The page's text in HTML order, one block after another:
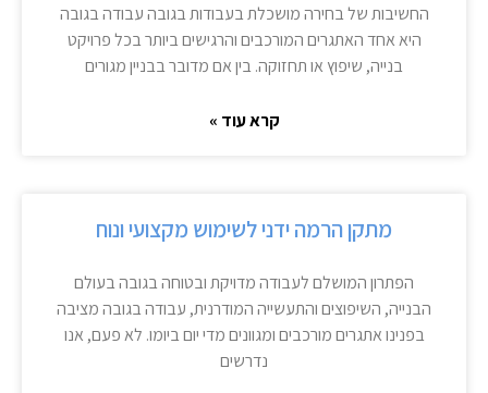
החשיבות של בחירה מושכלת בעבודות בגובה עבודה בגובה
היא אחד האתגרים המורכבים והרגישים ביותר בכל פרויקט
בנייה, שיפוץ או תחזוקה. בין אם מדובר בבניין מגורים
קרא עוד »
מתקן הרמה ידני לשימוש מקצועי ונוח
הפתרון המושלם לעבודה מדויקת ובטוחה בגובה בעולם
הבנייה, השיפוצים והתעשייה המודרנית, עבודה בגובה מציבה
בפנינו אתגרים מורכבים ומגוונים מדי יום ביומו. לא פעם, אנו
נדרשים